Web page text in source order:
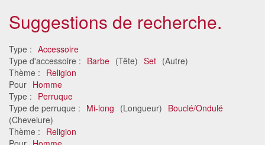
Suggestions de recherche.
Type : Accessoire
Type d'accessoire : Barbe (Tête) Set (Autre)
Thème : Religion
Pour Homme
Type : Perruque
Type de perruque : Mi-long (Longueur) Bouclé/Ondulé
(Chevelure)
Thème : Religion